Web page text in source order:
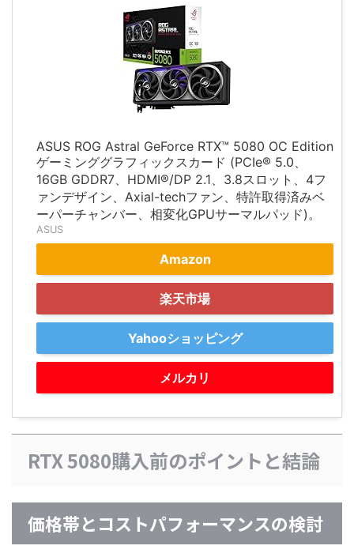
ASUS ROG Astral GeForce RTX™ 5080 OC Edition
ゲーミンググラフィックスカード (PCIe® 5.0、
16GB GDDR7、HDMI®/DP 2.1、3.8スロット、4フ
ァンデザイン、Axial-techファン、特許取得済みベ
ーパーチャンバー、相変化GPUサーマルパッド)。
ASUS
Amazon
楽天市場
Yahooショッピング
メルカリ
RTX 5080購入前のポイントと結論
価格帯とコストパフォーマンスの検討